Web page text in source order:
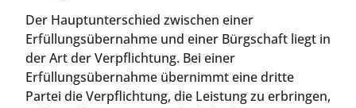
Der Hauptunterschied zwischen einer
Erfüllungsübernahme und einer Bürgschaft liegt in
der Art der Verpflichtung. Bei einer
Erfüllungsübernahme übernimmt eine dritte
Partei die Verpflichtung, die Leistung zu erbringen,